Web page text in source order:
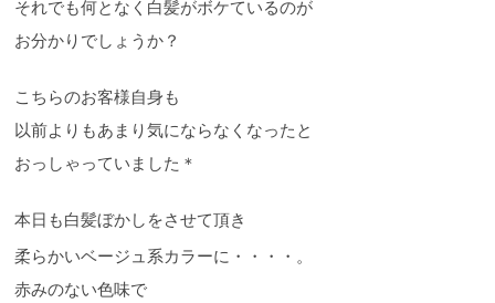
それでも何となく白髪がボケているのが
お分かりでしょうか？
こちらのお客様自身も
以前よりもあまり気にならなくなったと
おっしゃっていました＊
本日も白髪ぼかしをさせて頂き
柔らかいベージュ系カラーに・・・・。
赤みのない色味で